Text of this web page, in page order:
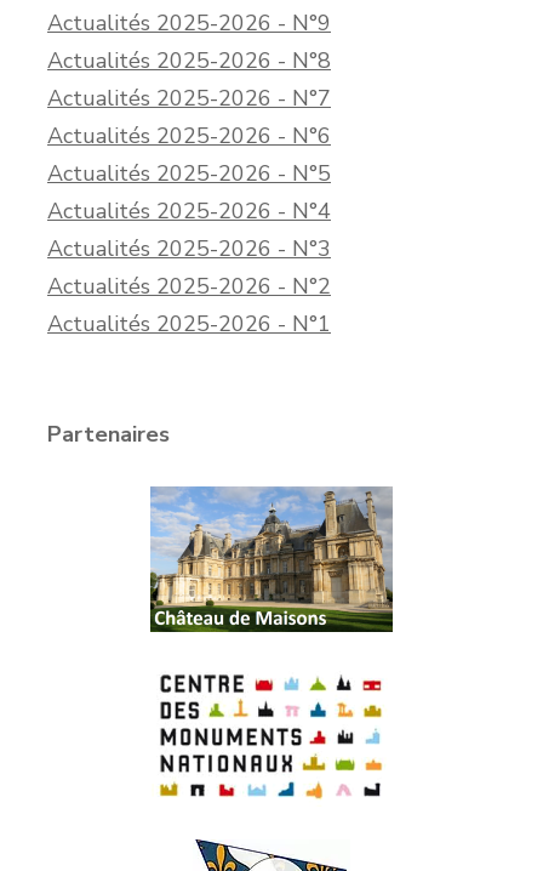
Actualités 2025-2026 - N°9
Actualités 2025-2026 - N°8
Actualités 2025-2026 - N°7
Actualités 2025-2026 - N°6
Actualités 2025-2026 - N°5
Actualités 2025-2026 - N°4
Actualités 2025-2026 - N°3
Actualités 2025-2026 - N°2
Actualités 2025-2026 - N°1
Partenaires